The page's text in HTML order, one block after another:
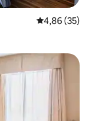
Prosječna
4,86 (35)